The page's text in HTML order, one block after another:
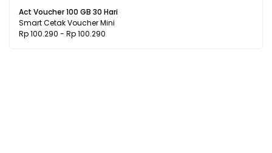
Act Voucher 100 GB 30 Hari
Smart Cetak Voucher Mini
Rp 100.290 - Rp 100.290